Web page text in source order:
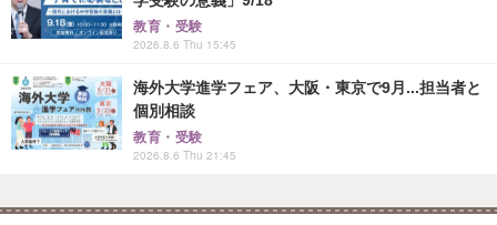
教育・受験
2026.8.6 Thu 15:45
海外大学進学フェア、大阪・東京で9月...担当者と
個別相談
教育・受験
2026.8.6 Thu 21:45